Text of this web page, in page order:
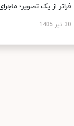
فراتر از یک تصویر؛
30 تیر 1405